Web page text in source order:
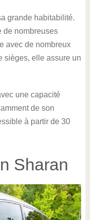
grande habitabilité.
de nombreuses
avec de nombreux
sièges, elle assure un
une capacité
de son
à partir de 30
Sharan